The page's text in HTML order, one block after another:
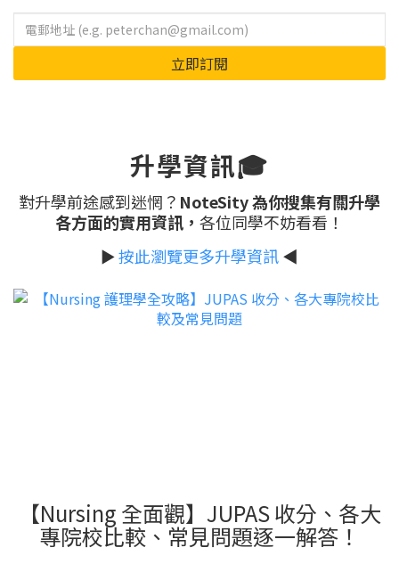
立即訂閱
升學資訊🎓
對升學前途感到迷惘？ NoteSity 為你搜集有關升學
各方面的實用資訊， 各位同學不妨看看！
►按此瀏覽更多升學資訊◀
【Nursing 全面觀】JUPAS 收分、各大
專院校比較、常見問題逐一解答！